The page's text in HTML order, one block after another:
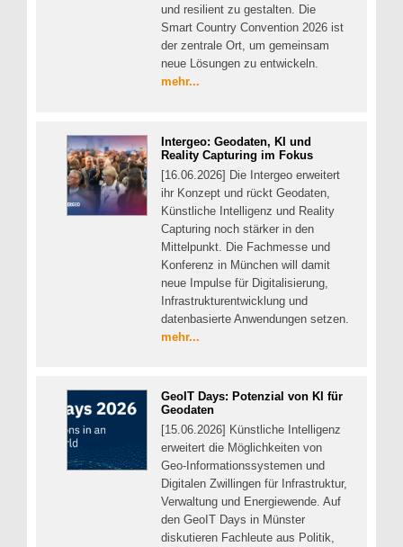
und resilient zu gestalten. Die
Smart Country Convention 2026 ist
der zentrale Ort, um gemeinsam
neue Lösungen zu entwickeln.
mehr...
Intergeo: Geodaten, KI und
Reality Capturing im Fokus
[16.06.2026] Die Intergeo erweitert
ihr Konzept und rückt Geodaten,
Künstliche Intelligenz und Reality
Capturing noch stärker in den
Mittelpunkt. Die Fachmesse und
Konferenz in München will damit
neue Impulse für Digitalisierung,
Infrastrukturentwicklung und
datenbasierte Anwendungen setzen.
mehr...
GeoIT Days: Potenzial von KI für
Geodaten
[15.06.2026] Künstliche Intelligenz
erweitert die Möglichkeiten von
Geo-Informationssystemen und
Digitalen Zwillingen für Infrastruktur,
Verwaltung und Energiewende. Auf
den GeoIT Days in Münster
diskutieren Fachleute aus Politik,